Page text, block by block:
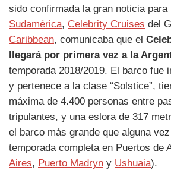
sido confirmada la gran noticia
Sudamérica, Celebrity Cruises del
Caribbean, comunicaba que el
llegará por primera vez a la
temporada 2018/2019. El barco fue
y pertenece a la clase “Solstice”,
máxima de 4.400 personas entre
tripulantes, y una eslora de 317
el barco más grande que alguna
temporada completa en Puertos de
Aires, Puerto Madryn y Ushuaia).